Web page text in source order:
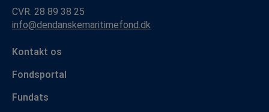
CVR. 28 89 38 25
info@dendanskemaritimefond.dk
Kontakt os
Fondsportal
Fundats